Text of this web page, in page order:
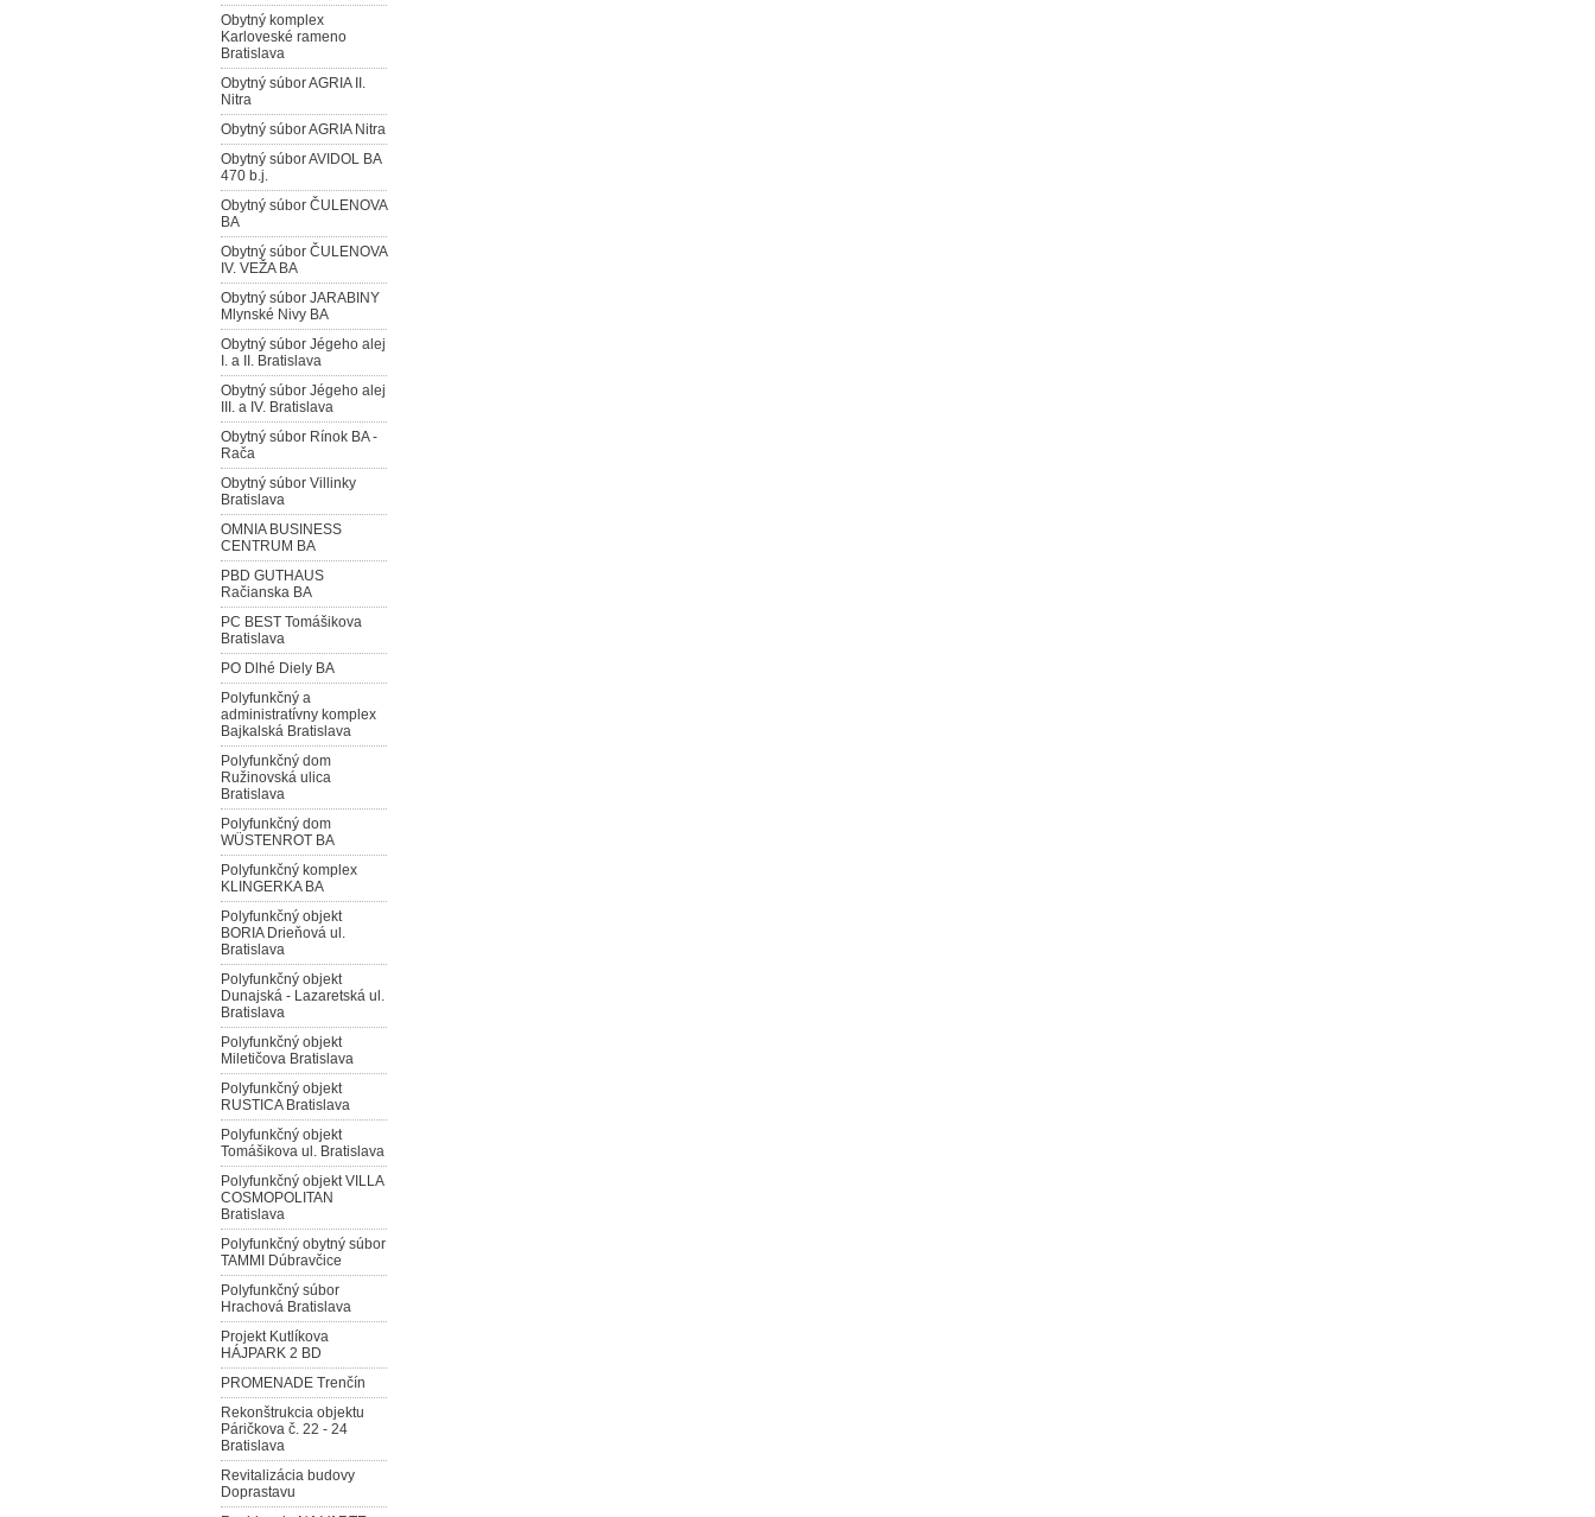
Obytný komplex
Karloveské rameno
Bratislava
Obytný súbor AGRIA II.
Nitra
Obytný súbor AGRIA Nitra
Obytný súbor AVIDOL BA
470 b.j.
Obytný súbor ČULENOVA
BA
Obytný súbor ČULENOVA
IV. VEŽA BA
Obytný súbor JARABINY
Mlynské Nivy BA
Obytný súbor Jégeho alej
I. a II. Bratislava
Obytný súbor Jégeho alej
III. a IV. Bratislava
Obytný súbor Rínok BA -
Rača
Obytný súbor Villinky
Bratislava
OMNIA BUSINESS
CENTRUM BA
PBD GUTHAUS
Račianska BA
PC BEST Tomášikova
Bratislava
PO Dlhé Diely BA
Polyfunkčný a
administratívny komplex
Bajkalská Bratislava
Polyfunkčný dom
Ružinovská ulica
Bratislava
Polyfunkčný dom
WÜSTENROT BA
Polyfunkčný komplex
KLINGERKA BA
Polyfunkčný objekt
BORIA Drieňová ul.
Bratislava
Polyfunkčný objekt
Dunajská - Lazaretská ul.
Bratislava
Polyfunkčný objekt
Miletičova Bratislava
Polyfunkčný objekt
RUSTICA Bratislava
Polyfunkčný objekt
Tomášikova ul. Bratislava
Polyfunkčný objekt VILLA
COSMOPOLITAN
Bratislava
Polyfunkčný obytný súbor
TAMMI Dúbravčice
Polyfunkčný súbor
Hrachová Bratislava
Projekt Kutlíkova
HÁJPARK 2 BD
PROMENADE Trenčín
Rekonštrukcia objektu
Páričkova č. 22 - 24
Bratislava
Revitalizácia budovy
Doprastavu